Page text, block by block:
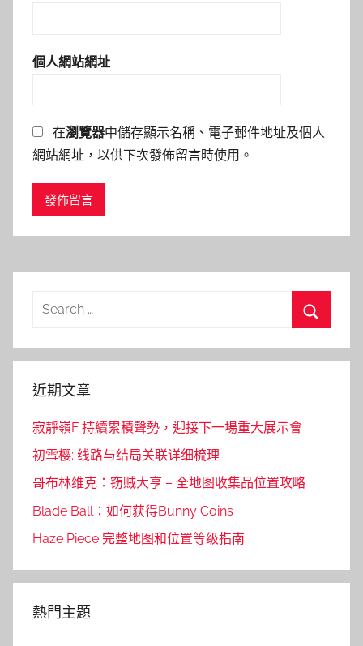
個人網站網址
在瀏覽器中儲存顯示名稱、電子郵件地址及個人
網站網址，以供下次發佈留言時使用。
Search
近期文章
寂靜嶺F 持續累積聲勢，迎接下一場重大展示會
初雪樱: 线路与结局关联详细梳理
哥布林维克：窃贼大亨 – 全地图收集品位置攻略
Blade Ball：如何获得Bunny Coins
Haze Piece 完整地图和位置等级指南
熱門主題